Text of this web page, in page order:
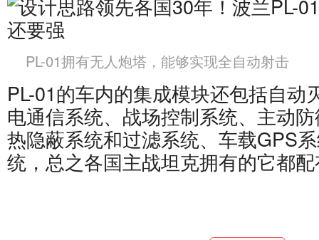
PL-01拥有无人炮塔，能够实现全自动射击
PL-01的车内的集成模块还包括自动
电通信系统、战场控制系统、主动
热隐蔽系统和过滤系统、车载GPS
统，总之各国主战坦克拥有的它都